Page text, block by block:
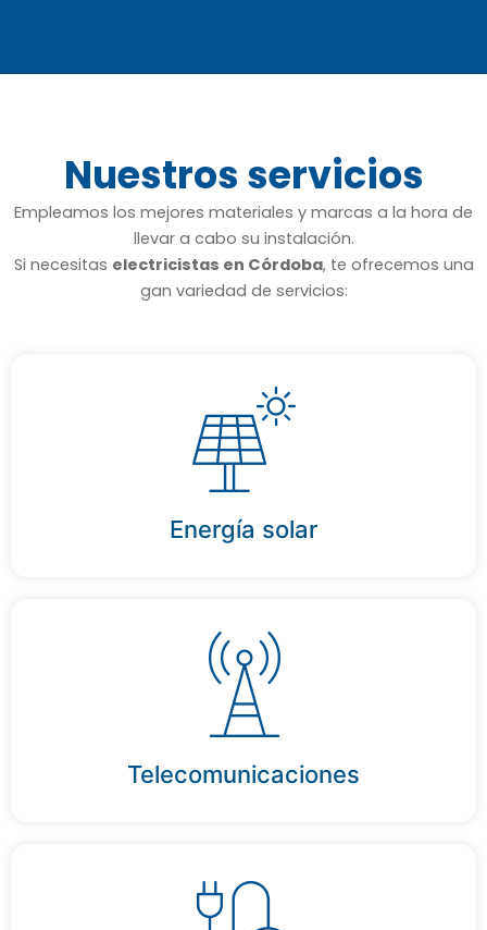
Nuestros servicios
Empleamos los mejores materiales y marcas a la hora de
llevar a cabo su instalación.
Si necesitas electricistas en Córdoba, te ofrecemos una
gan variedad de servicios:
Energía solar
Telecomunicaciones